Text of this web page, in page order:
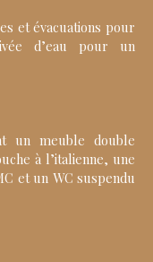
et évacuations pour
d’eau pour un
un meuble double
à l’italienne, une
et un WC suspendu